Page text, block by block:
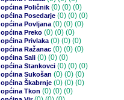
općina Poličnik (0) (0) (0)
općina Posedarje (0) (0) (0)
općina Povljana(0) (0) (0)
općina Preko (0) (0) (0)
općina Privlaka(0) (0) (0)
općina Ražanac (0) (0) (0)
općina Sali (0) (0) (0)
općina Stankovci (0) (0) (0)
općina Sukošan (0) (0) (0)
općina Škabrnje (0) (0) (0)
općina Tkon (0) (0) (0)